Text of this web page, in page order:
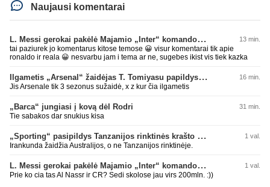
Naujausi komentarai
L. Messi gerokai pakėlė Majamio „Inter“ komandos vertę 13 min.
tai paziurek jo komentarus kitose temose 😀 visur komentarai tik apie
ronaldo ir reala 😀 nesvarbu jam i tema ar ne, sugebes ikist vis tiek kazka
Ilgametis „Arsenal“ žaidėjas T. Tomiyasu papildys „Crystal Palace“ ekipą 16 min.
Jis Arsenale tik 3 sezonus sužaidė, x z kur čia ilgametis
„Barca“ jungiasi į kovą dėl Rodri 31 min.
Tie sabakos dar snukius kisa
„Sporting“ pasipildys Tanzanijos rinktinės krašto saugu 1 val.
Irankunda žaidžia Australijos, o ne Tanzanijos rinktinėje.
L. Messi gerokai pakėlė Majamio „Inter“ komandos vertę 1 val.
Prie ko cia tas Al Nassr ir CR? Sedi skolose jau virs 200mln. :))